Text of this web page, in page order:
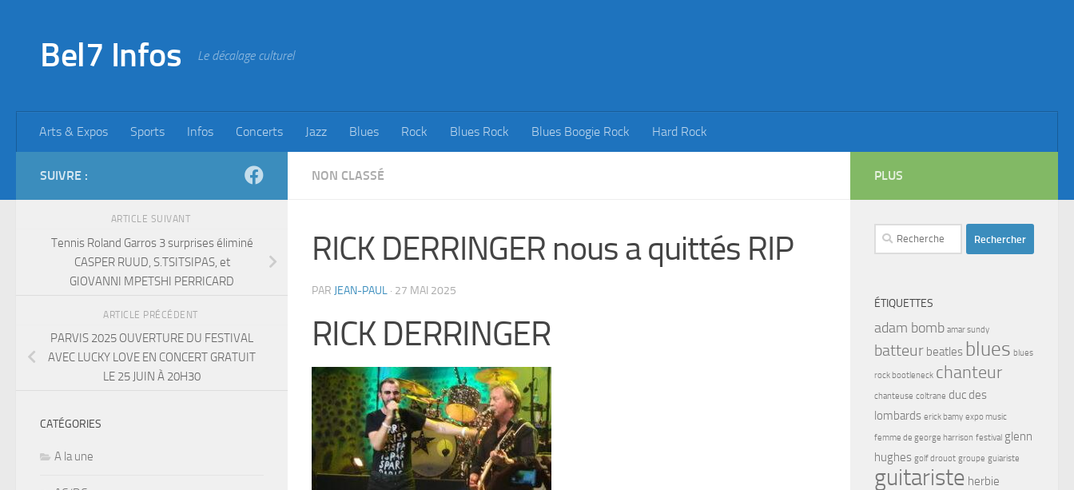
Bel7 Infos Le décalage culturel
Arts & Expos Sports Infos Concerts Jazz Blues Rock Blues Rock Blues Boogie Rock Hard Rock
NON CLASSÉ
RICK DERRINGER nous a quittés RIP
PAR JEAN-PAUL · 27 MAI 2025
RICK DERRINGER
SUIVRE :
ARTICLE SUIVANT
Tennis Roland Garros 3 surprises éliminé
CASPER RUUD, S.TSITSIPAS, et
GIOVANNI MPETSHI PERRICARD
ARTICLE PRÉCÉDENT
PARVIS 2025 OUVERTURE DU FESTIVAL
AVEC LUCKY LOVE EN CONCERT GRATUIT
LE 25 JUIN À 20H30
CATÉGORIES
A la une
PLUS
Rechercher :
ÉTIQUETTES
adam bomb amar sundy
batteur beatles blues blues
rock bootleneck chanteur
chanteuse coltrane duc des
lombards erick bamy expo music
femme de george harrison festival glenn
hughes golf drouot groupe guiariste
guitariste herbie